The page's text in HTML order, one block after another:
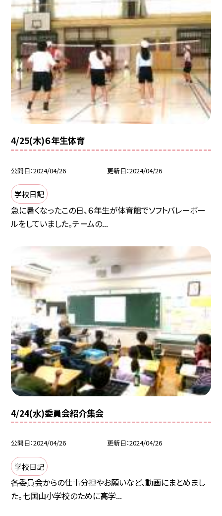
4/25(木)６年生体育
公開日 2024/04/26 更新日 2024/04/26
学校日記
急に暑くなったこの日、６年生が体育館でソフトバレーボー
ルをしていました。チームの...
4/24(水)委員会紹介集会
公開日 2024/04/26 更新日 2024/04/26
学校日記
各委員会からの仕事分担やお願いなど、動画にまとめまし
た。七国山小学校のために高学...